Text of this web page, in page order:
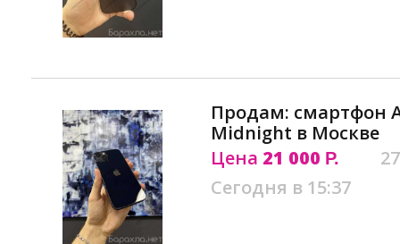
Продам: смартфон
Midnight в Москве
Цена 21 000 Р.
Сегодня в 15:37